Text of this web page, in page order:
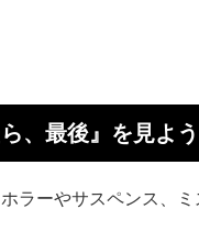
、最後』を見よ
ラーやサスペンス、